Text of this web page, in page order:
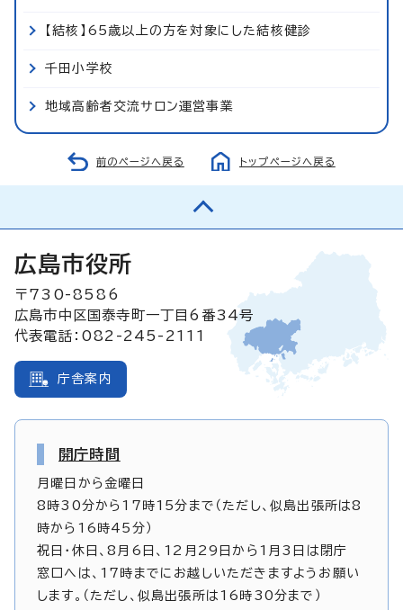
【結核】65歳以上の方を対象にした結核健診
千田小学校
地域高齢者交流サロン運営事業
前のページへ戻る トップページへ戻る
広島市役所
〒730-8586
広島市中区国泰寺町一丁目6番34号
代表電話：082-245-2111
庁舎案内
開庁時間
月曜日から金曜日
8時30分から17時15分まで（ただし、似島出張所は8
時から16時45分）
祝日・休日、8月6日、12月29日から1月3日は閉庁
窓口へは、17時までにお越しいただきますようお願い
します。（ただし、似島出張所は16時30分まで）